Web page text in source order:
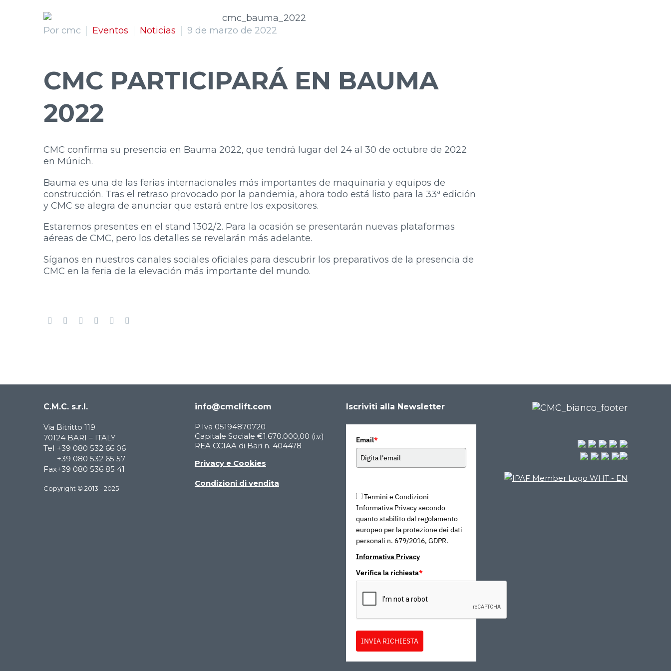
Por cmc Eventos Noticias 9 de marzo de 2022
CMC PARTICIPARÁ EN BAUMA
2022
CMC confirma su presencia en Bauma 2022, que tendrá lugar del 24 al 30 de octubre de 2022
en Múnich.
Bauma es una de las ferias internacionales más importantes de maquinaria y equipos de
construcción. Tras el retraso provocado por la pandemia, ahora todo está listo para la 33ª edición
y CMC se alegra de anunciar que estará entre los expositores.
Estaremos presentes en el stand 1302/2. Para la ocasión se presentarán nuevas plataformas
aéreas de CMC, pero los detalles se revelarán más adelante.
Síganos en nuestros canales sociales oficiales para descubrir los preparativos de la presencia de
CMC en la feria de la elevación más importante del mundo.
C.M.C. s.r.l.
Via Bitritto 119
70124 BARI – ITALY
Tel +39 080 532 66 06
+39 080 532 65 57
Fax+39 080 536 85 41
Copyright © 2013 - 2025
info@cmclift.com
P.Iva 05194870720
Capitale Sociale €1.670.000,00 (i.v.)
REA CCIAA di Bari n. 404478
Privacy e Cookies
Condizioni di vendita
Iscriviti alla Newsletter
Email*
Termini e Condizioni
Informativa Privacy secondo
quanto stabilito dal regolamento
europeo per la protezione dei dati
personali n. 679/2016, GDPR.
Informativa Privacy
Verifica la richiesta*
INVIA RICHIESTA